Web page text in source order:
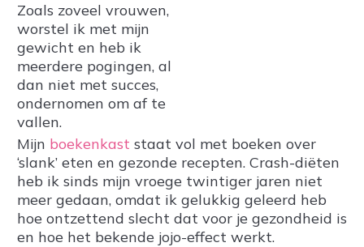
Zoals zoveel vrouwen,
worstel ik met mijn
gewicht en heb ik
meerdere pogingen, al
dan niet met succes,
ondernomen om af te
vallen.
Mijn boekenkast staat vol met boeken over
‘slank’ eten en gezonde recepten. Crash-diëten
heb ik sinds mijn vroege twintiger jaren niet
meer gedaan, omdat ik gelukkig geleerd heb
hoe ontzettend slecht dat voor je gezondheid is
en hoe het bekende jojo-effect werkt.